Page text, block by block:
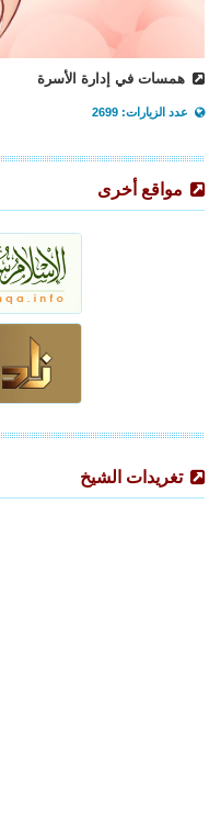
همسات في إدارة الأسرة
عدد الزيارات: 2699
مواقع أخرى
تغريدات الشيخ